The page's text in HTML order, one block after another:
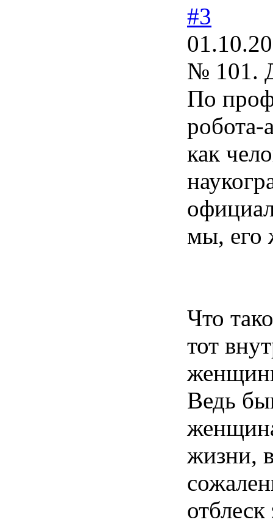
#3
№ 101.
По
робота-
как
мы, его
Что
тот
Ведь
жизни,
отблеск